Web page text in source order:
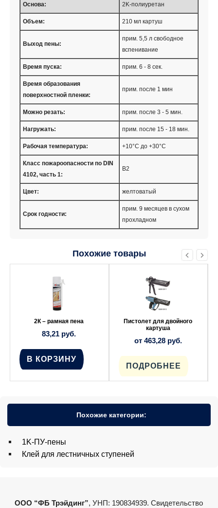
Основа: 2K-полиуретан
Объем: 210 мл картуш
Выход пены:
прим. 5,5 л свободное
вспенивание
Время пуска: прим. 6 - 8 сек.
Время образования
поверхностной пленки:
прим. после 1 мин
Можно резать: прим. после 3 - 5 мин.
Нагружать: прим. после 15 - 18 мин.
Рабочая температура: +10°C до +30°C
Класс пожароопасности по DIN
4102, часть 1:
B2
Цвет: желтоватый
Срок годности:
прим. 9 месяцев в сухом
прохладном
Похожие товары
2К – рамная пена
83,21 руб.
В КОРЗИНУ
Пистолет для двойного
картуша
от 463,28 руб.
ПОДРОБНЕЕ
вариаций.
выбрать
товара.
Похожие категории:
1K-ПУ-пены
Клей для лестничных ступеней
ООО “ФБ Трэйдинг”, УНП: 190834939. Свидетельство